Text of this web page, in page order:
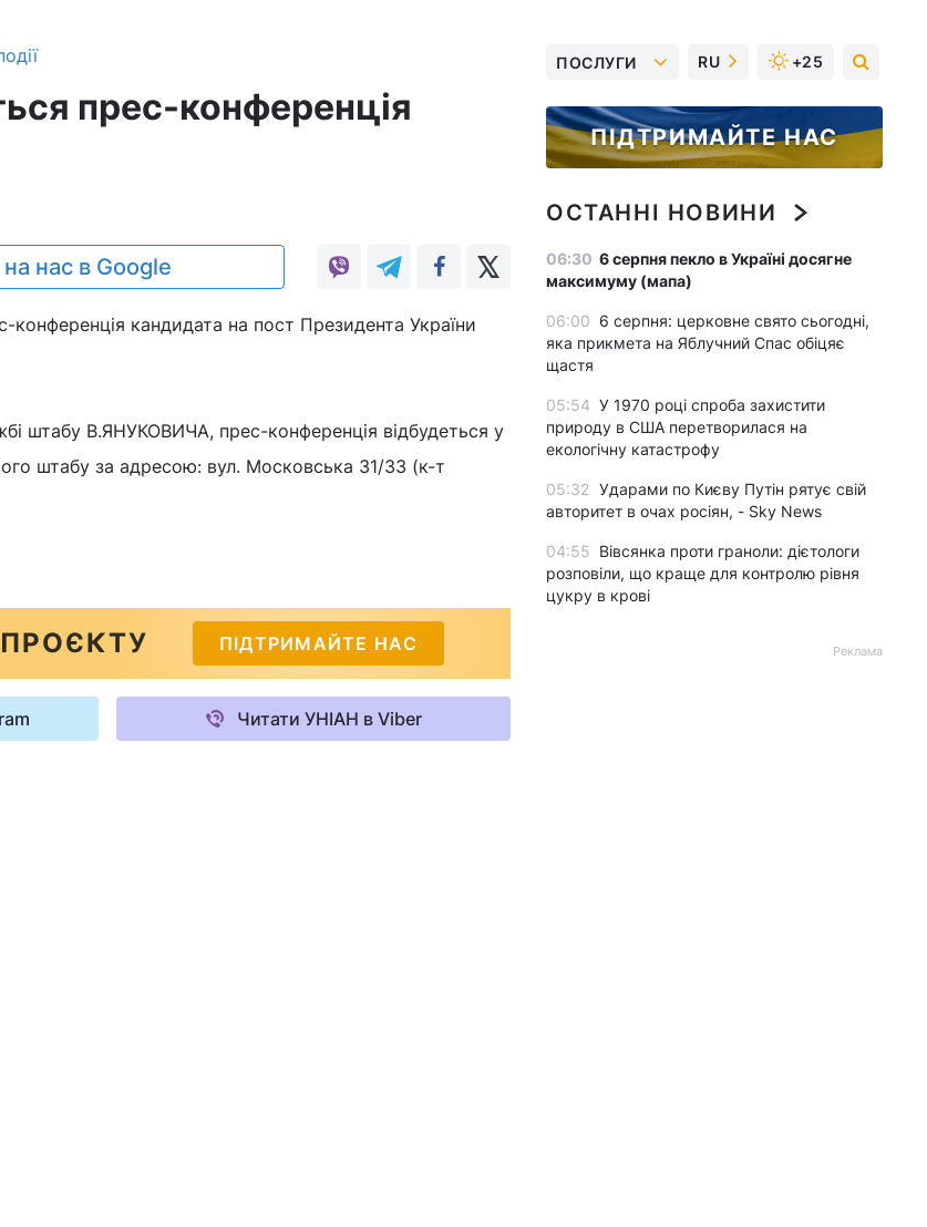
прес-конференція
нас в Google
конференція кандидата на пост Президента України
штабу В.ЯНУКОВИЧА, прес-конференція відбудеться у
штабу за адресою: вул. Московська 31/33 (к-т
ПІДТРИМАЙТЕ НАС
Читати УНІАН в Viber
ПОСЛУГИ RU +25
ПІДТРИМАЙТЕ НАС
ОСТАННІ НОВИНИ
06:30 6 серпня пекло в Україні досягне
максимуму (мапа)
06:00 6 серпня: церковне свято сьогодні,
яка прикмета на Яблучний Спас обіцяє
щастя
05:54 У 1970 році спроба захистити
природу в США перетворилася на
екологічну катастрофу
05:32 Ударами по Києву Путін рятує свій
авторитет в очах росіян, - Sky News
04:55 Вівсянка проти граноли: дієтологи
розповіли, що краще для контролю рівня
цукру в крові
Реклама